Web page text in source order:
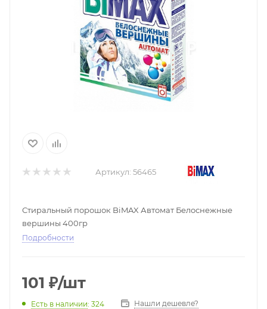
Артикул: 56465
Стиральный порошок BiMAX Автомат Белоснежные
вершины 400гр
Подробности
101 ₽/шт
Есть в наличии: 324 Нашли дешевле?